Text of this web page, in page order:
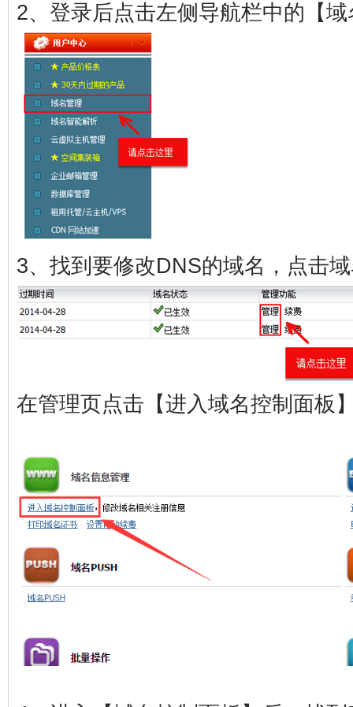
2、登录后点击左侧导航栏中的【
3、找到要修改DNS的域名，点击
在管理页点击【进入域名控制面板